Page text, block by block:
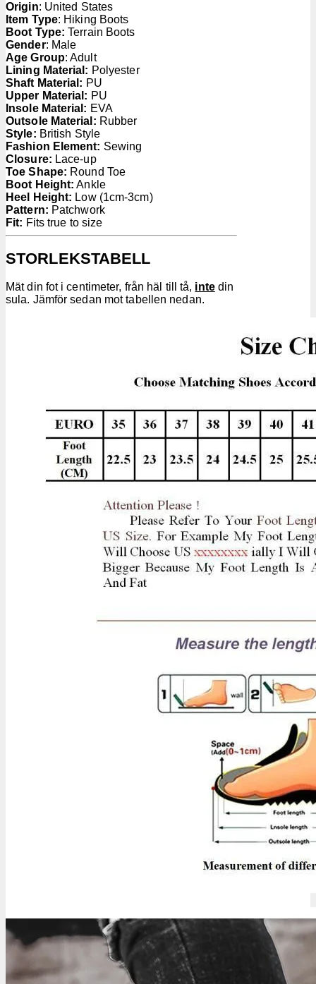
Origin: United States
Item Type: Hiking Boots
Boot Type: Terrain Boots
Gender: Male
Age Group: Adult
Lining Material: Polyester
Shaft Material: PU
Upper Material: PU
Insole Material: EVA
Outsole Material: Rubber
Style: British Style
Fashion Element: Sewing
Closure: Lace-up
Toe Shape: Round Toe
Boot Height: Ankle
Heel Height: Low (1cm-3cm)
Pattern: Patchwork
Fit: Fits true to size
STORLEKSTABELL
Mät din fot i centimeter, från häl till tå, intedin
sula. Jämför sedan mot tabellen nedan.